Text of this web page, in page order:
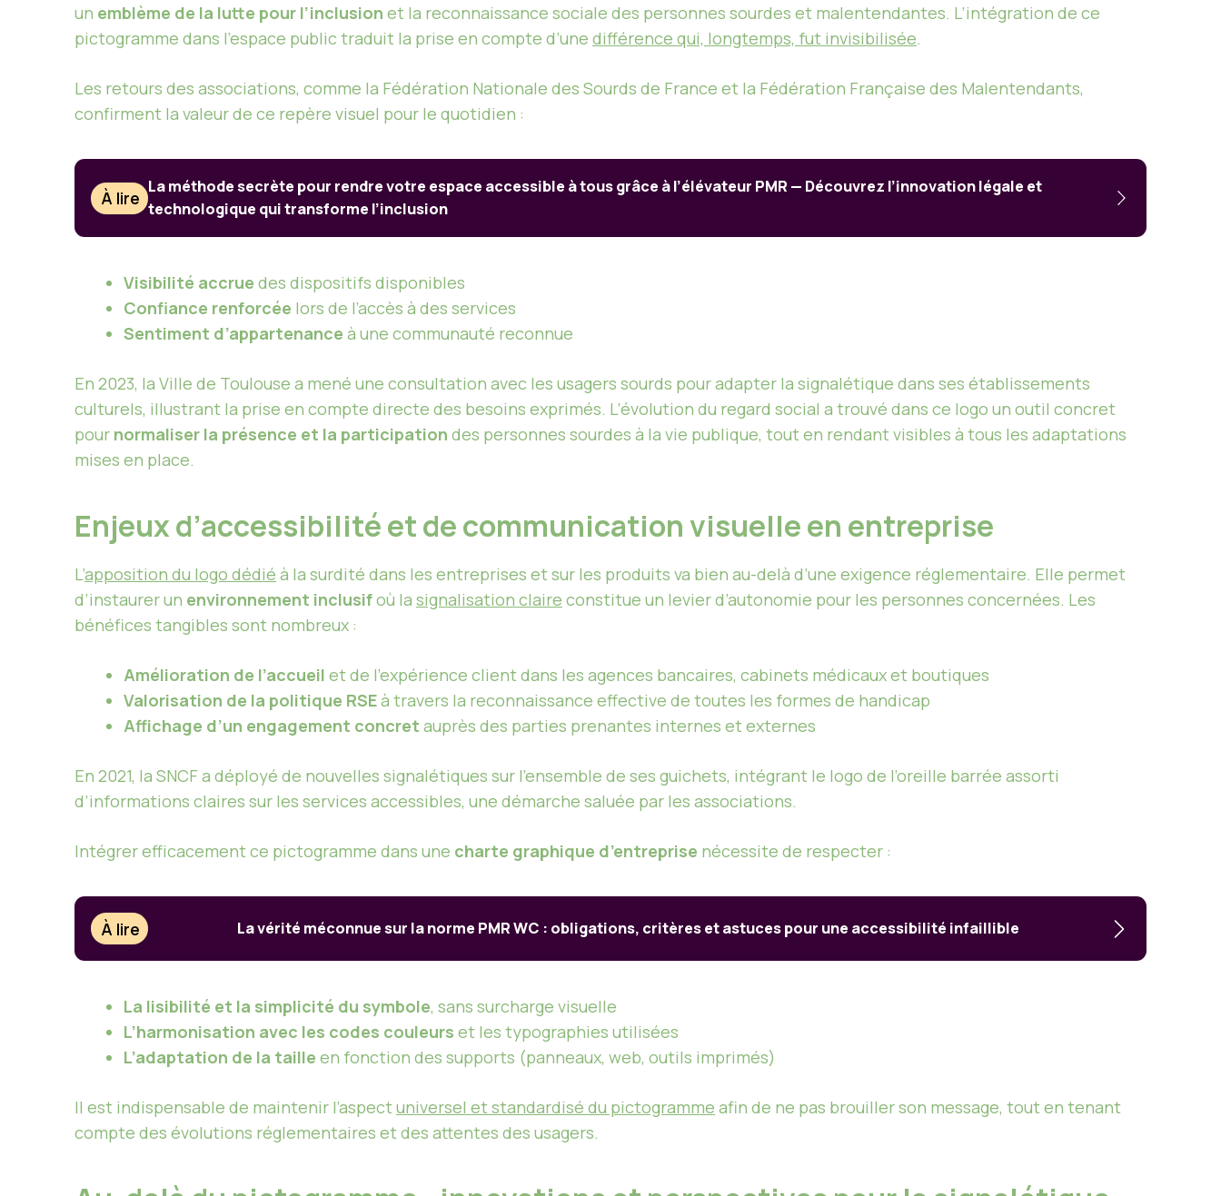
un emblème de la lutte pour l’inclusion et la reconnaissance sociale des personnes sourdes et malentendantes. L’intégration de ce
pictogramme dans l’espace public traduit la prise en compte d’une différence qui, longtemps, fut invisibilisée.
Les retours des associations, comme la Fédération Nationale des Sourds de France et la Fédération Française des Malentendants,
confirment la valeur de ce repère visuel pour le quotidien :
À lire
La méthode secrète pour rendre votre espace accessible à tous grâce à l’élévateur PMR — Découvrez l’innovation légale et
technologique qui transforme l’inclusion
Visibilité accrue des dispositifs disponibles
Confiance renforcée lors de l’accès à des services
Sentiment d’appartenance à une communauté reconnue
En 2023, la Ville de Toulouse a mené une consultation avec les usagers sourds pour adapter la signalétique dans ses établissements
culturels, illustrant la prise en compte directe des besoins exprimés. L’évolution du regard social a trouvé dans ce logo un outil concret
pour normaliser la présence et la participation des personnes sourdes à la vie publique, tout en rendant visibles à tous les adaptations
mises en place.
Enjeux d’accessibilité et de communication visuelle en entreprise
L’apposition du logo dédié à la surdité dans les entreprises et sur les produits va bien au-delà d’une exigence réglementaire. Elle permet
d’instaurer un environnement inclusifoù la signalisation claire constitue un levier d’autonomie pour les personnes concernées. Les
bénéfices tangibles sont nombreux :
Amélioration de l’accueil et de l’expérience client dans les agences bancaires, cabinets médicaux et boutiques
Valorisation de la politique RSEà travers la reconnaissance effective de toutes les formes de handicap
Affichage d’un engagement concret auprès des parties prenantes internes et externes
En 2021, la SNCF a déployé de nouvelles signalétiques sur l’ensemble de ses guichets, intégrant le logo de l’oreille barrée assorti
d’informations claires sur les services accessibles, une démarche saluée par les associations.
Intégrer efficacement ce pictogramme dans une charte graphique d’entreprise nécessite de respecter :
À lire La vérité méconnue sur la norme PMR WC : obligations, critères et astuces pour une accessibilité infaillible
La lisibilité et la simplicité du symbole, sans surcharge visuelle
L’harmonisation avec les codes couleurs et les typographies utilisées
L’adaptation de la taille en fonction des supports (panneaux, web, outils imprimés)
Il est indispensable de maintenir l’aspectuniversel et standardisé du pictogramme afin de ne pas brouiller son message, tout en tenant
compte des évolutions réglementaires et des attentes des usagers.